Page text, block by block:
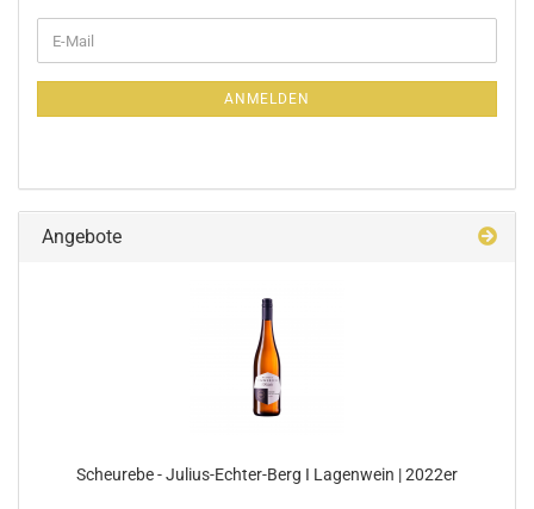
ANMELDEN
Angebote
Scheurebe - Julius-Echter-Berg I Lagenwein | 2022er